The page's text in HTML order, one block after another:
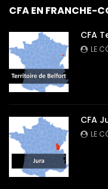
CFA EN FRANCHE-
CFA
LE
CFA
LE